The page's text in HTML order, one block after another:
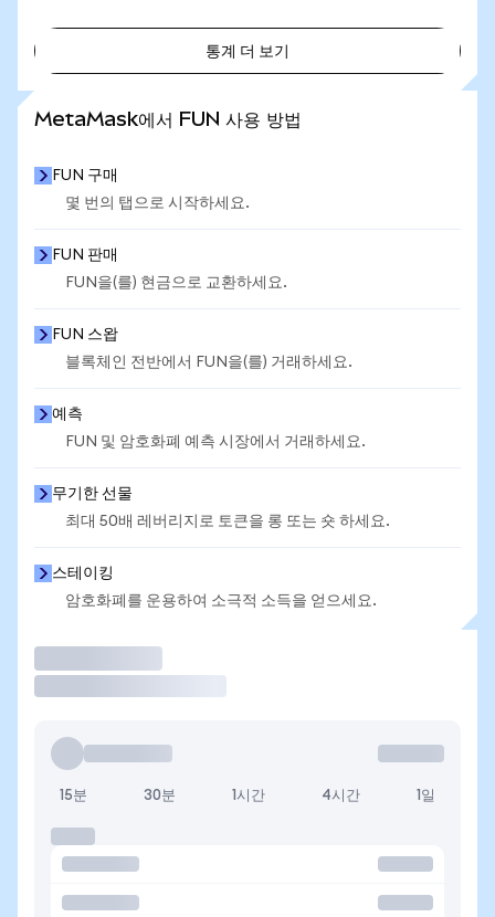
통계 더 보기
MetaMask에서 FUN 사용 방법
FUN 구매
몇 번의 탭으로 시작하세요.
FUN 판매
FUN을(를) 현금으로 교환하세요.
FUN 스왑
블록체인 전반에서 FUN을(를) 거래하세요.
예측
FUN 및 암호화폐 예측 시장에서 거래하세요.
무기한 선물
최대 50배 레버리지로 토큰을 롱 또는 숏 하세요.
스테이킹
암호화폐를 운용하여 소극적 소득을 얻으세요.
15분 30분 1시간 4시간 1일